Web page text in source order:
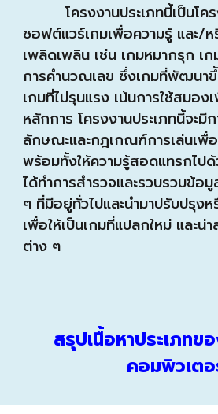
โครงงานประเภทนี้เป็นโค
ซอฟต์แวร์เกมเพื่อความรู้ และ/
เพลิดเพลิน เช่น เกมหมากรุก เ
การคำนวณเลข ซึ่งเกมที่พัฒนาขึ้
เกมที่ไม่รุนแรง เน้นการใช้สมอ
หลักการ โครงงานประเภทนี้จะมี
ลักษณะและกฎเกณฑ์การเล่นเพื่อ
พร้อมทั้งให้ความรู้สอดแทรกไป
ได้ทำการสำรวจและรวบรวมข้อ
ๆ ที่มีอยู่ทั่วไปและนำมาปรับปรุง
เพื่อให้เป็นเกมที่แปลกใหม่ และน่
ต่าง ๆ
สรุปเนื้อหาประเภทข
คอมพิวเต